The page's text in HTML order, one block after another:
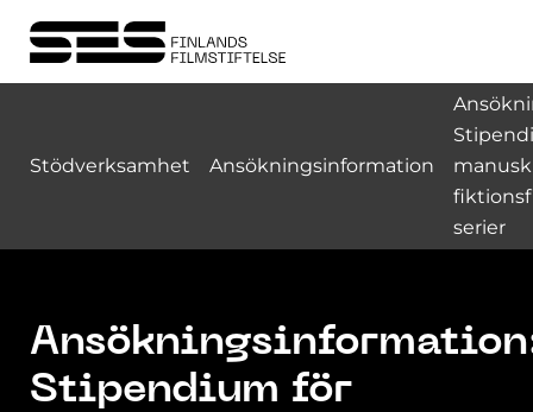
Stödverksamhet Ansökningsinformation
serier
Stipendium för